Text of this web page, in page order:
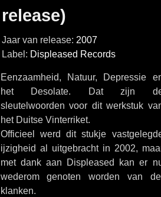
release)
Jaar van release: 2007
Label: Displeased Records
Eenzaamheid, Natuur, Depressie
het Desolate. Dat zijn
sleutelwoorden voor dit werkstuk
het Duitse Vinterriket.
Officieel werd dit stukje
ijzigheid al uitgebracht in 2002,
met dank aan Displeased kan er
wederom genoten worden van
klanken.